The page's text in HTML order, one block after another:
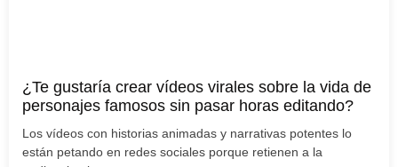
¿Te gustaría crear vídeos virales sobre la vida de
personajes famosos sin pasar horas editando?
Los vídeos con historias animadas y narrativas potentes lo
están petando en redes sociales porque retienen a la